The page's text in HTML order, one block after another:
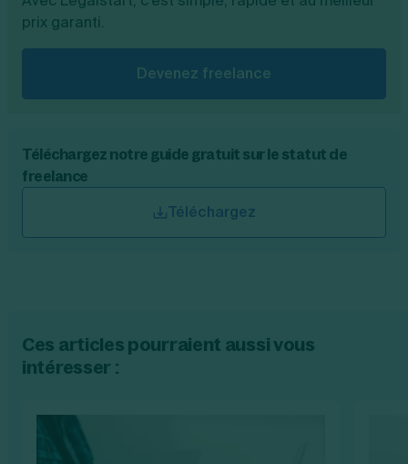
prix garanti.
Devenez freelance
Téléchargez notre guide gratuit sur le statut de
freelance
Téléchargez
Ces articles pourraient aussi vous
intéresser :